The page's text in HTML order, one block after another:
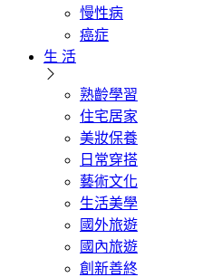
慢性病
癌症
生 活
熟齡學習
住宅居家
美妝保養
日常穿搭
藝術文化
生活美學
國外旅遊
國內旅遊
創新善終